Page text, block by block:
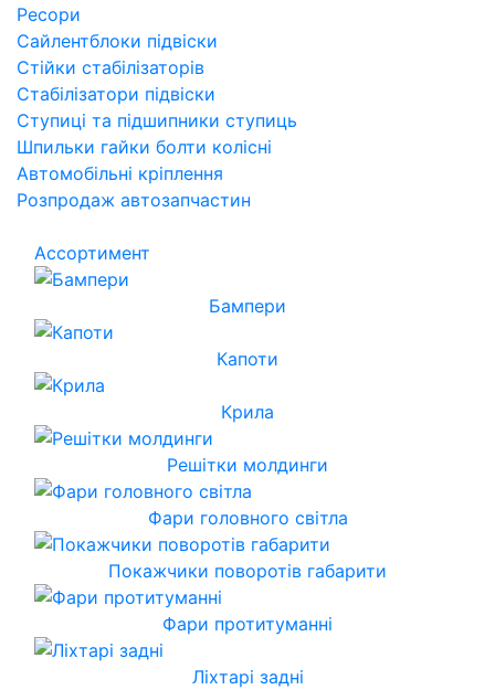
Ресори
Сайлентблоки підвіски
Стійки стабілізаторів
Стабілізатори підвіски
Ступиці та підшипники ступиць
Шпильки гайки болти колісні
Автомобільні кріплення
Розпродаж автозапчастин
Ассортимент
Бампери
Капоти
Крила
Решітки молдинги
Фари головного світла
Покажчики поворотів габарити
Фари протитуманні
Ліхтарі задні